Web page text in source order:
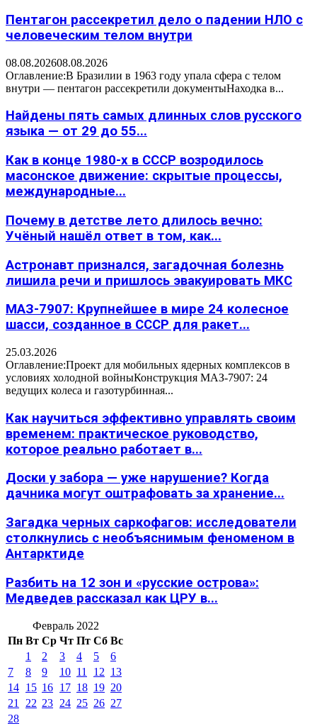
Пентагон рассекретил дело о падении НЛО с
человеческим телом внутри
08.08.202608.08.2026
Оглавление:В Бразилии в 1963 году упала сфера с телом
внутри — пентагон рассекретили документыНаходка в...
Найдены пять самых длинных слов русского
языка — от 29 до 55...
Как в конце 1980-х в СССР возродилось
масонское движение: скрытые процессы,
международные...
Почему в детстве лето длилось вечно:
Учёный нашёл ответ в том, как...
Астронавт признался, загадочная болезнь
лишила речи и пришлось эвакуировать МКС
МАЗ-7907: Крупнейшее в мире 24 колесное
шасси, созданное в СССР для ракет...
25.03.2026
Оглавление:Проект для мобильных ядерных комплексов в
условиях холодной войныКонструкция МАЗ-7907: 24
ведущих колеса и газотурбинная...
Как научиться эффективно управлять своим
временем: практическое руководство,
которое реально работает в...
Доски у забора — уже нарушение? Когда
дачника могут оштрафовать за хранение...
Загадка черных саркофагов: исследователи
столкнулись с необъяснимым феноменом в
Антарктиде
Разбить на 12 зон и «русские острова»:
Медведев рассказал как ЦРУ в...
Февраль 2022
Пн Вт Ср Чт Пт Сб Вс
1
2 3 4 5
6
7
8 9 10 11 12 13
14 15 16 17 18 19 20
21
22 23 24 25 26 27
28